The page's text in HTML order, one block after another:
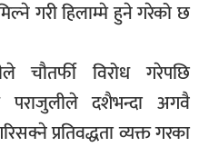
गरी हिलाम्मे हुने गरेको छ
चौतर्फी विरोध गरेपछि
पराजुलीले दशैभन्दा अगवै
प्रतिवद्धता व्यक्त गरका